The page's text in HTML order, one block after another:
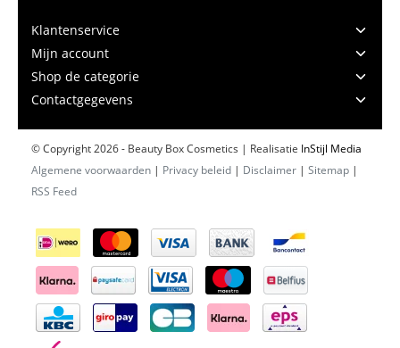
Klantenservice
Mijn account
Shop de categorie
Contactgegevens
© Copyright 2026 - Beauty Box Cosmetics | Realisatie InStijl Media
Algemene voorwaarden | Privacy beleid | Disclaimer | Sitemap |
RSS Feed